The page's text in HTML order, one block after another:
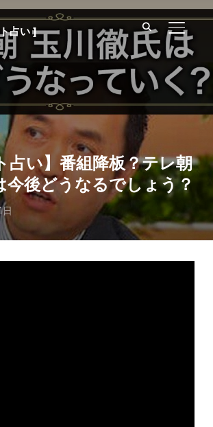
占い ] サイド
占い】番組降板？テレ朝
今後どうなるでしょう？